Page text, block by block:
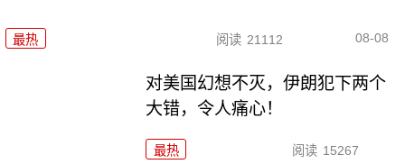
最热 阅读 21112 08-08
对美国幻想不灭，伊朗犯下两个
大错，令人痛心！
最热 阅读 15267